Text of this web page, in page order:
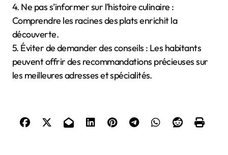
4. Ne pas s’informer sur l’histoire culinaire :
Comprendre les racines des plats enrichit la
découverte.
5. Éviter de demander des conseils : Les habitants
peuvent offrir des recommandations précieuses sur
les meilleures adresses et spécialités.